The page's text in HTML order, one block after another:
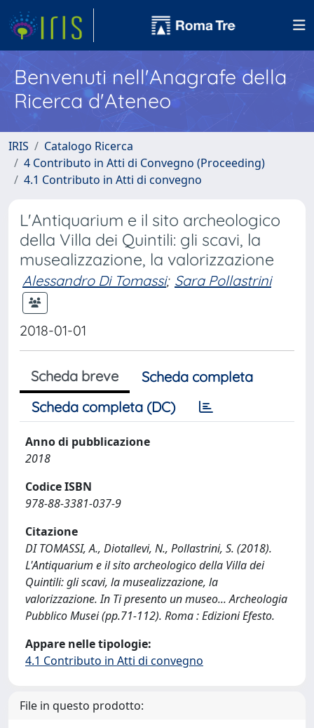
Benvenuti nell'Anagrafe della
Ricerca d'Ateneo
IRIS
Catalogo Ricerca
4 Contributo in Atti di Convegno (Proceeding)
4.1 Contributo in Atti di convegno
L'Antiquarium e il sito archeologico
della Villa dei Quintili: gli scavi, la
musealizzazione, la valorizzazione
Alessandro Di Tomassi; Sara Pollastrini
2018-01-01
Scheda breve
Scheda completa
Scheda completa (DC)
Anno di pubblicazione
2018
Codice ISBN
978-88-3381-037-9
Citazione
DI TOMASSI, A., Diotallevi, N., Pollastrini, S. (2018).
L'Antiquarium e il sito archeologico della Villa dei
Quintili: gli scavi, la musealizzazione, la
valorizzazione. In Ti presento un museo... Archeologia
Pubblico Musei (pp.71-112). Roma : Edizioni Efesto.
Appare nelle tipologie:
4.1 Contributo in Atti di convegno
File in questo prodotto: